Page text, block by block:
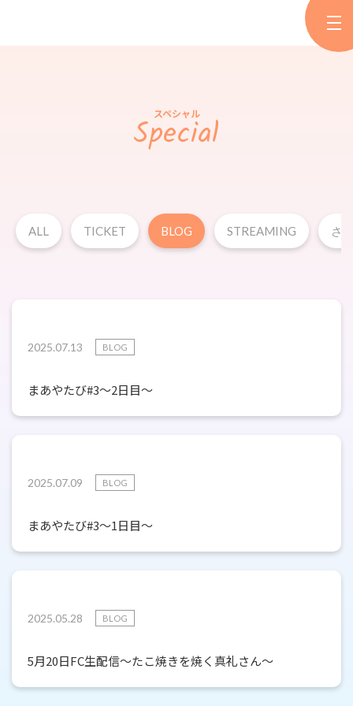
スペシャル
Special
ALL TICKET BLOG STREAMING さ
2025.07.13 BLOG
まあやたび#3〜2日目〜
2025.07.09 BLOG
まあやたび#3〜1日目〜
2025.05.28 BLOG
5月20日FC生配信〜たこ焼きを焼く真礼さん〜